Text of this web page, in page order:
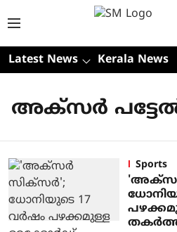
Latest News Kerala News
അക്‌സര്‍
Sports